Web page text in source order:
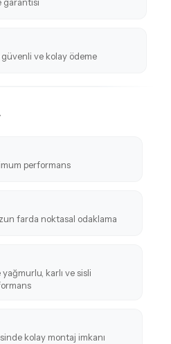
ve kolay ödeme
performans
farda noktasal odaklama
karlı ve sisli
kolay montaj imkanı